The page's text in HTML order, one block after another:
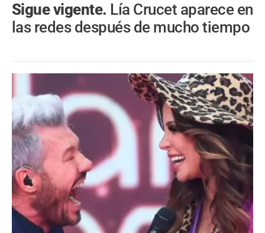
Sigue vigente. Lía Crucet aparece en
las redes después de mucho tiempo